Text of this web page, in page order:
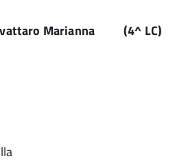
Marianna (4^ LC)